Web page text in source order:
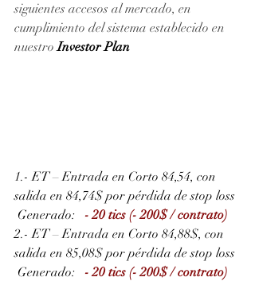
siguientes accesos al mercado, en
cumplimiento del sistema establecido en
nuestro Investor Plan
1.- ET – Entrada en Corto 84,54, con
salida en 84,74$ por pérdida de stop loss
Generado: - 20 tics (- 200$ / contrato)
2.- ET – Entrada en Corto 84,88$, con
salida en 85,08$ por pérdida de stop loss
Generado: - 20 tics (- 200$ / contrato)